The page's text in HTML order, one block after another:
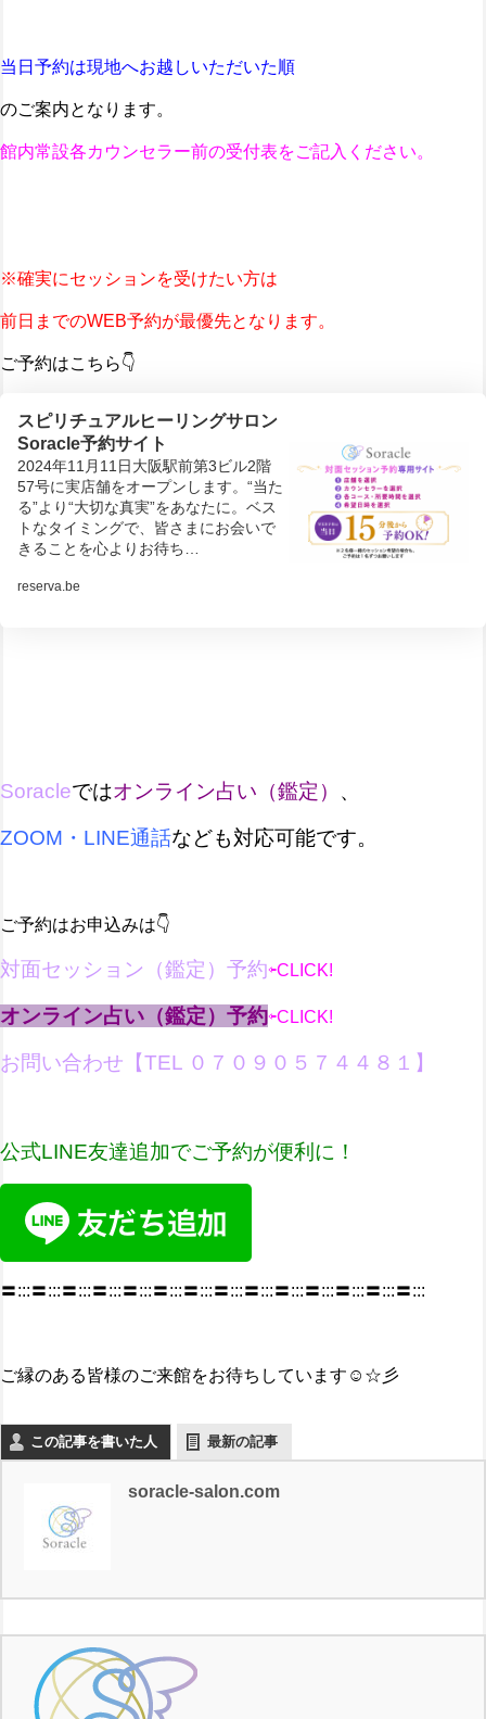
当日予約は現地へお越しいただいた順
のご案内となります。
館内常設各カウンセラー前の受付表をご記入ください。
※確実にセッションを受けたい方は
前日までのWEB予約が最優先となります。
ご予約はこちら👇
スピリチュアルヒーリングサロン
Soracle予約サイト
2024年11月11日大阪駅前第3ビル2階
57号に実店舗をオープンします。“当た
る”より“大切な真実”をあなたに。ベス
トなタイミングで、皆さまにお会いで
きることを心よりお待ち…
reserva.be
Soracleではオンライン占い（鑑定） 、
ZOOM・LINE通話なども対応可能です。
ご予約はお申込みは👇
対面セッション（鑑定）予約⇦CLICK!
オンライン占い（鑑定）予約⇦CLICK!
お問い合わせ【TEL ０７０９０５７４４８１ 】
公式LINE友達追加でご予約が便利に！
〓:::〓:::〓:::〓:::〓:::〓:::〓:::〓:::〓:::〓:::〓:::〓:::〓:::〓:::
ご縁のある皆様のご来館をお待ちしています☺☆彡
この記事を書いた人 最新の記事
soracle-salon.com